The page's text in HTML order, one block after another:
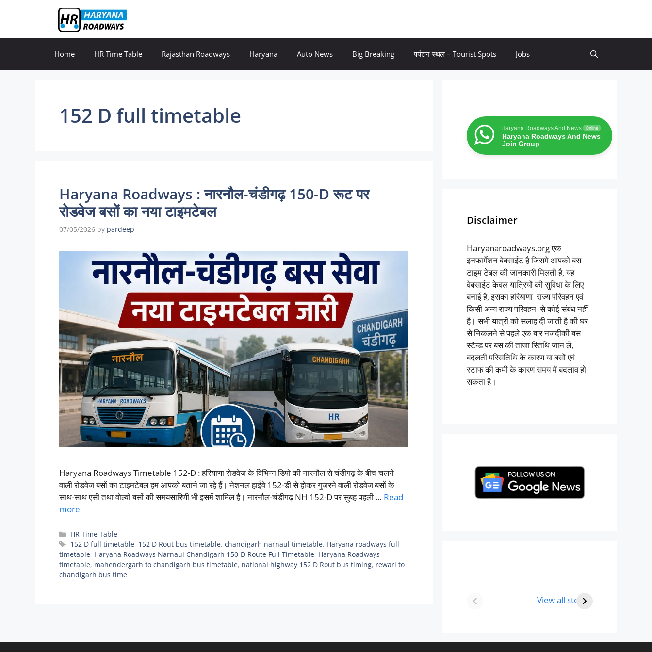
Home HR Time Table Rajasthan Roadways Haryana Auto News Big Breaking पर्यटन स्थल – Tourist Spots Jobs
152 D full timetable
Haryana Roadways : नारनौल-चंडीगढ़ 150-D रूट पर
रोडवेज बसों का नया टाइमटेबल
07/05/2026 by pardeep
Haryana Roadways Timetable 152-D : हरियाणा रोडवेज के विभिन्न डिपो की नारनौल से चंडीगढ़ के बीच चलने
वाली रोडवेज बसों का टाइमटेबल हम आपको बताने जा रहे हैं। नेशनल हाईवे 152-डी से होकर गुजरने वाली रोडवेज बसों के
साथ-साथ एसी तथा वोल्वो बसों की समयसारिणी भी इसमें शामिल है। नारनौल-चंडीगढ़ NH 152-D पर सुबह पहली … Read
more
Categories
HR Time Table
Tags
152 D full timetable, 152 D Rout bus timetable,chandigarh narnaul timetable, Haryana roadways full
timetable, Haryana Roadways Narnaul Chandigarh 150-D Route Full Timetable, Haryana Roadways
timetable, mahendergarh to chandigarh bus timetable, national highway 152 D Rout bus timing, rewari to
chandigarh bus time
Haryana Roadways And News Online
Haryana Roadways And News
Join Group
Disclaimer
Haryanaroadways.org एक
इनफार्मेशन वेबसाईट है जिसमे आपको बस
टाइम टेबल की जानकारी मिलती है, यह
वेबसाईट केवल यात्रियों की सुविधा के लिए
बनाई है, इसका हरियाणा राज्य परिवहन एवं
किसी अन्य राज्य परिवहन से कोई संबंध नहीं
है। सभी यात्री को सलाह दी जाती है की घर
से निकलने से पहले एक बार नजदीकी बस
स्टैन्ड पर बस की ताजा स्तिथि जान लें,
बदलती परिसतिथि के कारण या बसों एवं
स्टाफ की कमी के कारण समय में बदलाव हो
सकता है।
View all stories
Visit In Gurgaon-
Holi Celebration